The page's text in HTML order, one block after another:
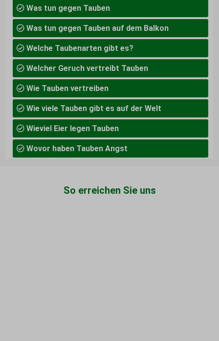
Was tun gegen Tauben
Was tun gegen Tauben auf dem Balkon
Welche Taubenarten gibt es?
Welcher Geruch vertreibt Tauben
Wie Tauben vertreiben
Wie viele Tauben gibt es auf der Welt
Wieviel Eier legen Tauben
Wovor haben Tauben Angst
So erreichen Sie uns